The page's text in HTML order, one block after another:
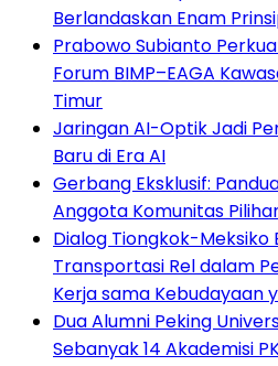
Berlandaskan Enam
Prabowo Subianto
Forum BIMP–EAGA
Timur
Jaringan AI-Optik Jadi
Baru di Era AI
Gerbang Eksklusif:
Anggota Komunitas
Dialog Tiongkok-Meksiko
Transportasi Rel dalam
Kerja sama Kebudayaan
Dua Alumni Peking
Sebanyak 14 Akademisi